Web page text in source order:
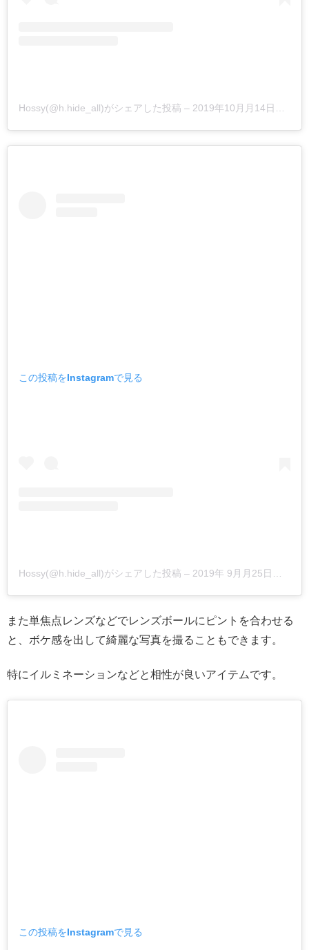
Hossy(@h.hide_all)がシェアした投稿 – 2019年10月月14日午後4時00分PDT
この投稿をInstagramで見る
Hossy(@h.hide_all)がシェアした投稿 – 2019年 9月月25日午後4時39分PDT
また単焦点レンズなどでレンズボールにピントを合わせる
と、ボケ感を出して綺麗な写真を撮ることもできます。
特にイルミネーションなどと相性が良いアイテムです。
この投稿をInstagramで見る